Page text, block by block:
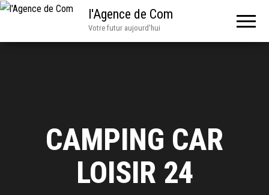
l'Agence de Com
Votre futur aujourd'hui
CAMPING CAR
LOISIR 24